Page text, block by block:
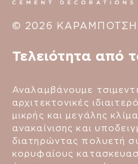
© 2026
Τελειότητα από
Αναλαμβάνουμε
αρχιτεκτονικές
μικρής και μεγάλης
ανακαίνισης και
διατηρώντας πολυετή
κορυφαίους